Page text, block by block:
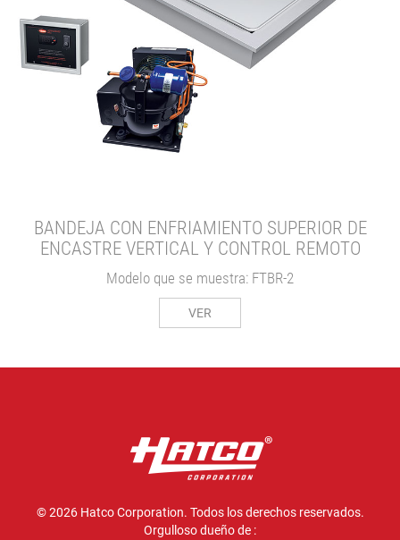
BANDEJA CON ENFRIAMIENTO SUPERIOR DE
ENCASTRE VERTICAL Y CONTROL REMOTO
Modelo que se muestra: FTBR-2
VER
© 2026 Hatco Corporation. Todos los derechos reservados.
Orgulloso dueño de :